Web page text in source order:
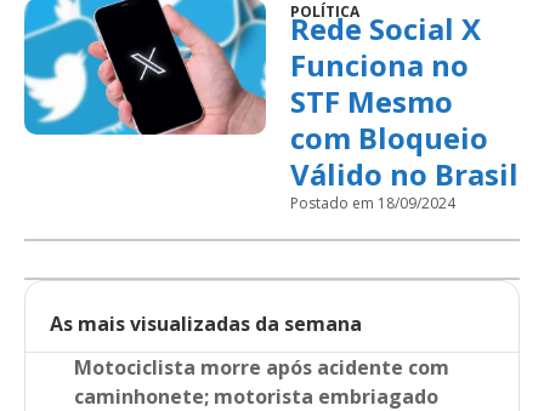
POLÍTICA
Rede Social X
Funciona no
STF Mesmo
com Bloqueio
Válido no Brasil
Postado em 18/09/2024
As mais visualizadas da semana
Motociclista morre após acidente com
caminhonete; motorista embriagado